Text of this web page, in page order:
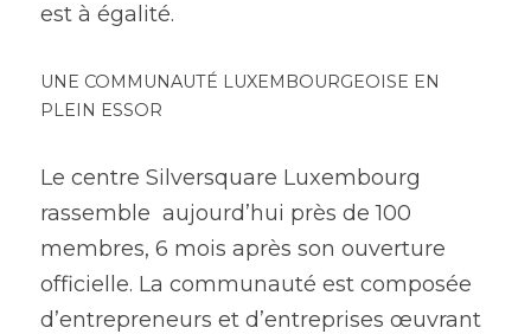
est à égalité.
UNE COMMUNAUTÉ LUXEMBOURGEOISE EN
PLEIN ESSOR
Le centre Silversquare Luxembourg
rassemble  aujourd’hui près de 100
membres, 6 mois après son ouverture
officielle. La communauté est composée
d’entrepreneurs et d’entreprises œuvrant